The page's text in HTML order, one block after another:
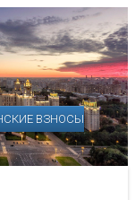
ВЗНОСЫ